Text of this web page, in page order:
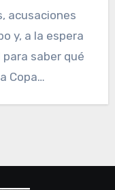
y, a la espera
para saber qué
Copa…